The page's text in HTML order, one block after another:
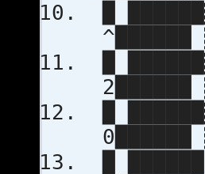
█
█
2██████
█
0██████